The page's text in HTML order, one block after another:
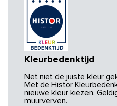
Kleurbedenktijd
Net niet de juiste kleur
Met de Histor
nieuwe kleur kiezen.
muurverven.